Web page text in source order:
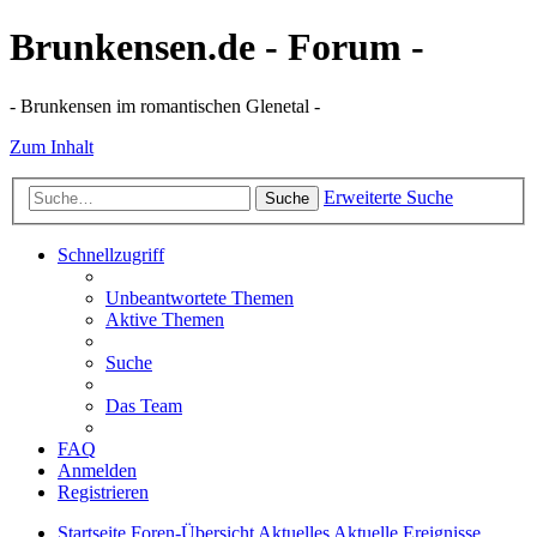
Brunkensen.de - Forum -
- Brunkensen im romantischen Glenetal -
Zum Inhalt
Suche Erweiterte Suche
Schnellzugriff
Unbeantwortete Themen
Aktive Themen
Suche
Das Team
FAQ
Anmelden
Registrieren